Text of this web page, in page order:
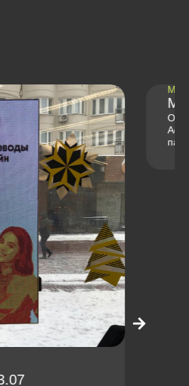
PR432
ADTS AU216 и
объём оперативной